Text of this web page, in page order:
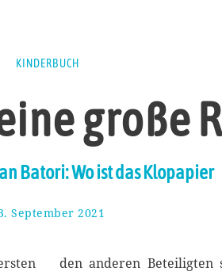
KINDERBUCH
große
Batori: Wo ist das Klopapier
September 2021
S
den anderen Beteiligten